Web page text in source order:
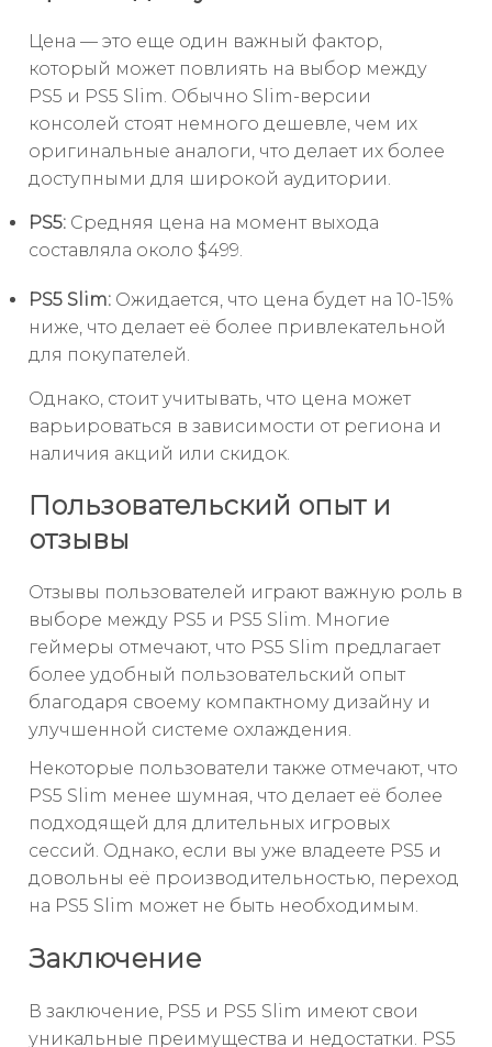
Цена — это еще один важный фактор,
который может повлиять на выбор между
PS5 и PS5 Slim. Обычно Slim-версии
консолей стоят немного дешевле, чем их
оригинальные аналоги, что делает их более
доступными для широкой аудитории.
PS5: Средняя цена на момент выхода
составляла около $499.
PS5 Slim: Ожидается, что цена будет на 10-15%
ниже, что делает её более привлекательной
для покупателей.
Однако, стоит учитывать, что цена может
варьироваться в зависимости от региона и
наличия акций или скидок.
Пользовательский опыт и
отзывы
Отзывы пользователей играют важную роль в
выборе между PS5 и PS5 Slim. Многие
геймеры отмечают, что PS5 Slim предлагает
более удобный пользовательский опыт
благодаря своему компактному дизайну и
улучшенной системе охлаждения.
Некоторые пользователи также отмечают, что
PS5 Slim менее шумная, что делает её более
подходящей для длительных игровых
сессий. Однако, если вы уже владеете PS5 и
довольны её производительностью, переход
на PS5 Slim может не быть необходимым.
Заключение
В заключение, PS5 и PS5 Slim имеют свои
уникальные преимущества и недостатки. PS5